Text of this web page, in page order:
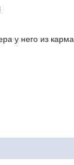
у него из